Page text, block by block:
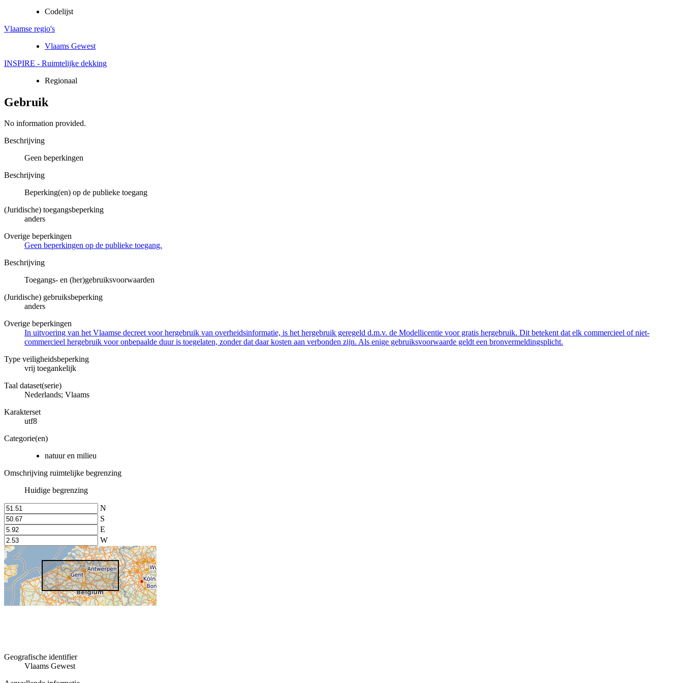
Codelijst
Vlaamse regio's
Vlaams Gewest
INSPIRE - Ruimtelijke dekking
Regionaal
Gebruik
No information provided.
Beschrijving
Geen beperkingen
Beschrijving
Beperking(en) op de publieke toegang
(Juridische) toegangsbeperking
anders
Overige beperkingen
Geen beperkingen op de publieke toegang.
Beschrijving
Toegangs- en (her)gebruiksvoorwaarden
(Juridische) gebruiksbeperking
anders
Overige beperkingen
In uitvoering van het Vlaamse decreet voor hergebruik van overheidsinformatie, is het hergebruik geregeld d.m.v. de Modellicentie voor gratis hergebruik. Dit betekent dat elk commercieel of niet-
commercieel hergebruik voor onbepaalde duur is toegelaten, zonder dat daar kosten aan verbonden zijn. Als enige gebruiksvoorwaarde geldt een bronvermeldingsplicht.
Type veiligheidsbeperking
vrij toegankelijk
Taal dataset(serie)
Nederlands; Vlaams
Karakterset
utf8
Categorie(en)
natuur en milieu
Omschrijving ruimtelijke begrenzing
Huidige begrenzing
N
S
E
W
Geografische identifier
Vlaams Gewest